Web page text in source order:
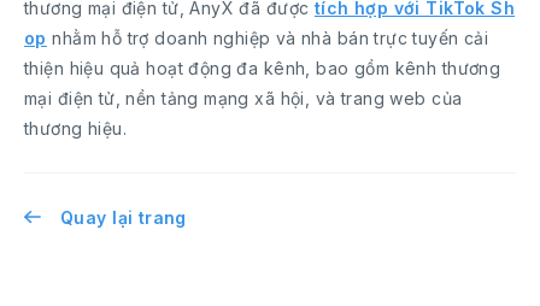
thương mại điện tử, AnyX đã được tích hợp với TikTok Sh
op nhằm hỗ trợ doanh nghiệp và nhà bán trực tuyến cải
thiện hiệu quả hoạt động đa kênh, bao gồm kênh thương
mại điện tử, nền tảng mạng xã hội, và trang web của
thương hiệu.
Quay lại trang